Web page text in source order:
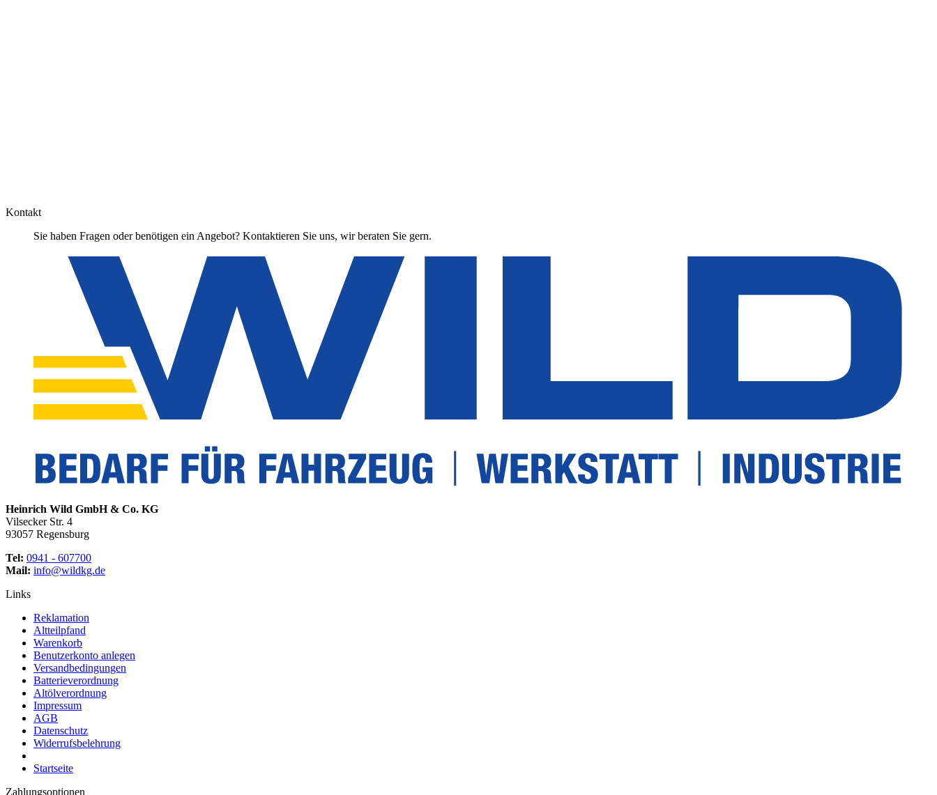
Kontakt
Sie haben Fragen oder benötigen ein Angebot? Kontaktieren Sie uns, wir beraten Sie gern.
Heinrich Wild GmbH & Co. KG
Vilsecker Str. 4
93057 Regensburg
Tel: 0941 - 607700
Mail: info@wildkg.de
Links
Reklamation
Altteilpfand
Warenkorb
Benutzerkonto anlegen
Versandbedingungen
Batterieverordnung
Altölverordnung
Impressum
AGB
Datenschutz
Widerrufsbelehrung
Startseite
Zahlungsoptionen